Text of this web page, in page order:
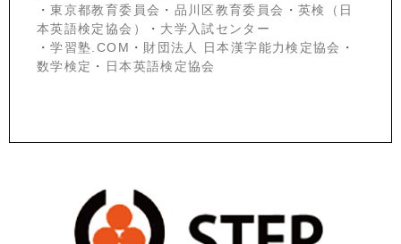
・東京都教育委員会 ・ 品川区教育委員会 ・ 英検（日
本英語検定協会）
・ 大学入試センター
・学習塾.COM ・ 財団法人 日本漢字能力検定協会 ・
数学検定 ・ 日本英語検定協会